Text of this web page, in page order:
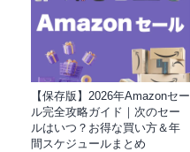
【保存版】2026年Amazonセー
ル完全攻略ガイド｜次のセー
ルはいつ？お得な買い方＆年
間スケジュールまとめ